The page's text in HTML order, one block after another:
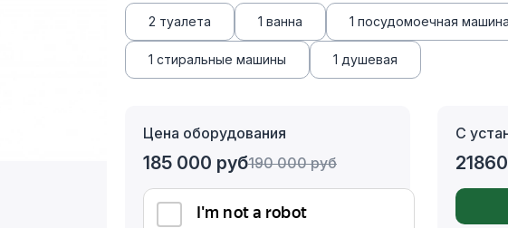
2 туалета 1 ванна 1 посудомоечная машина
1 стиральные машины 1 душевая
Цена оборудования
185 000 руб190 000руб
С